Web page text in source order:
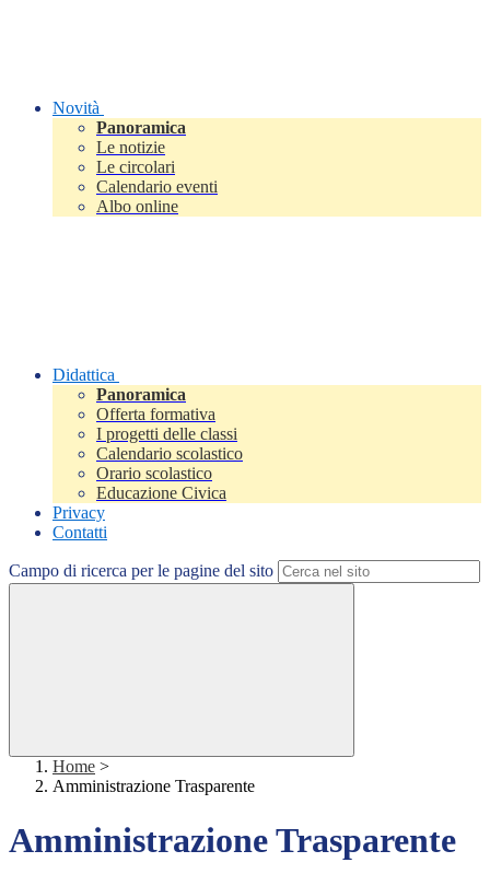
Novità
Panoramica
Le notizie
Le circolari
Calendario eventi
Albo online
Didattica
Panoramica
Offerta formativa
I progetti delle classi
Calendario scolastico
Orario scolastico
Educazione Civica
Privacy
Contatti
Campo di ricerca per le pagine del sito
Home >
Amministrazione Trasparente
Amministrazione Trasparente